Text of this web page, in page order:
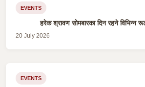
EVENTS
हरेक श्रावण सोमबारका दिन रहने विभिन्न
20 July 2026
EVENTS